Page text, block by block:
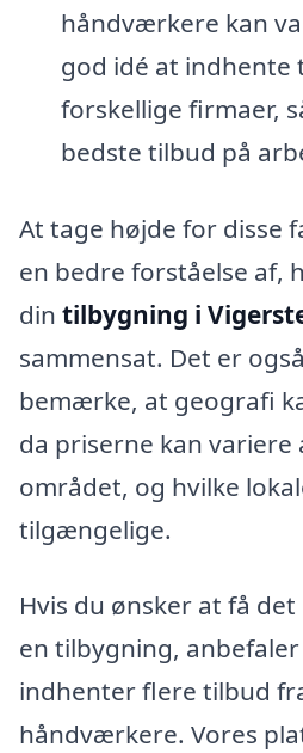
håndværkere kan
god idé at indhente
forskellige firmaer,
bedste tilbud på
At tage højde for disse
en bedre forståelse af,
din tilbygning i
sammensat. Det er
bemærke, at geografi
da priserne kan
området, og hvilke
tilgængelige.
Hvis du ønsker at få
en tilbygning,
indhenter flere tilbud
håndværkere. Vores